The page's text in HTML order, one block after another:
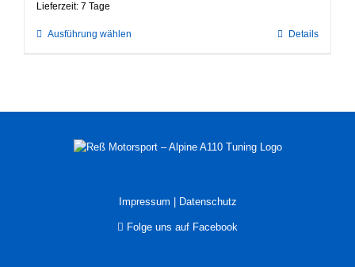
Lieferzeit: 7 Tage
Ausführung wählen
können
Produktseite
werden
Details
Impressum Datenschutz
Folge uns auf Facebook